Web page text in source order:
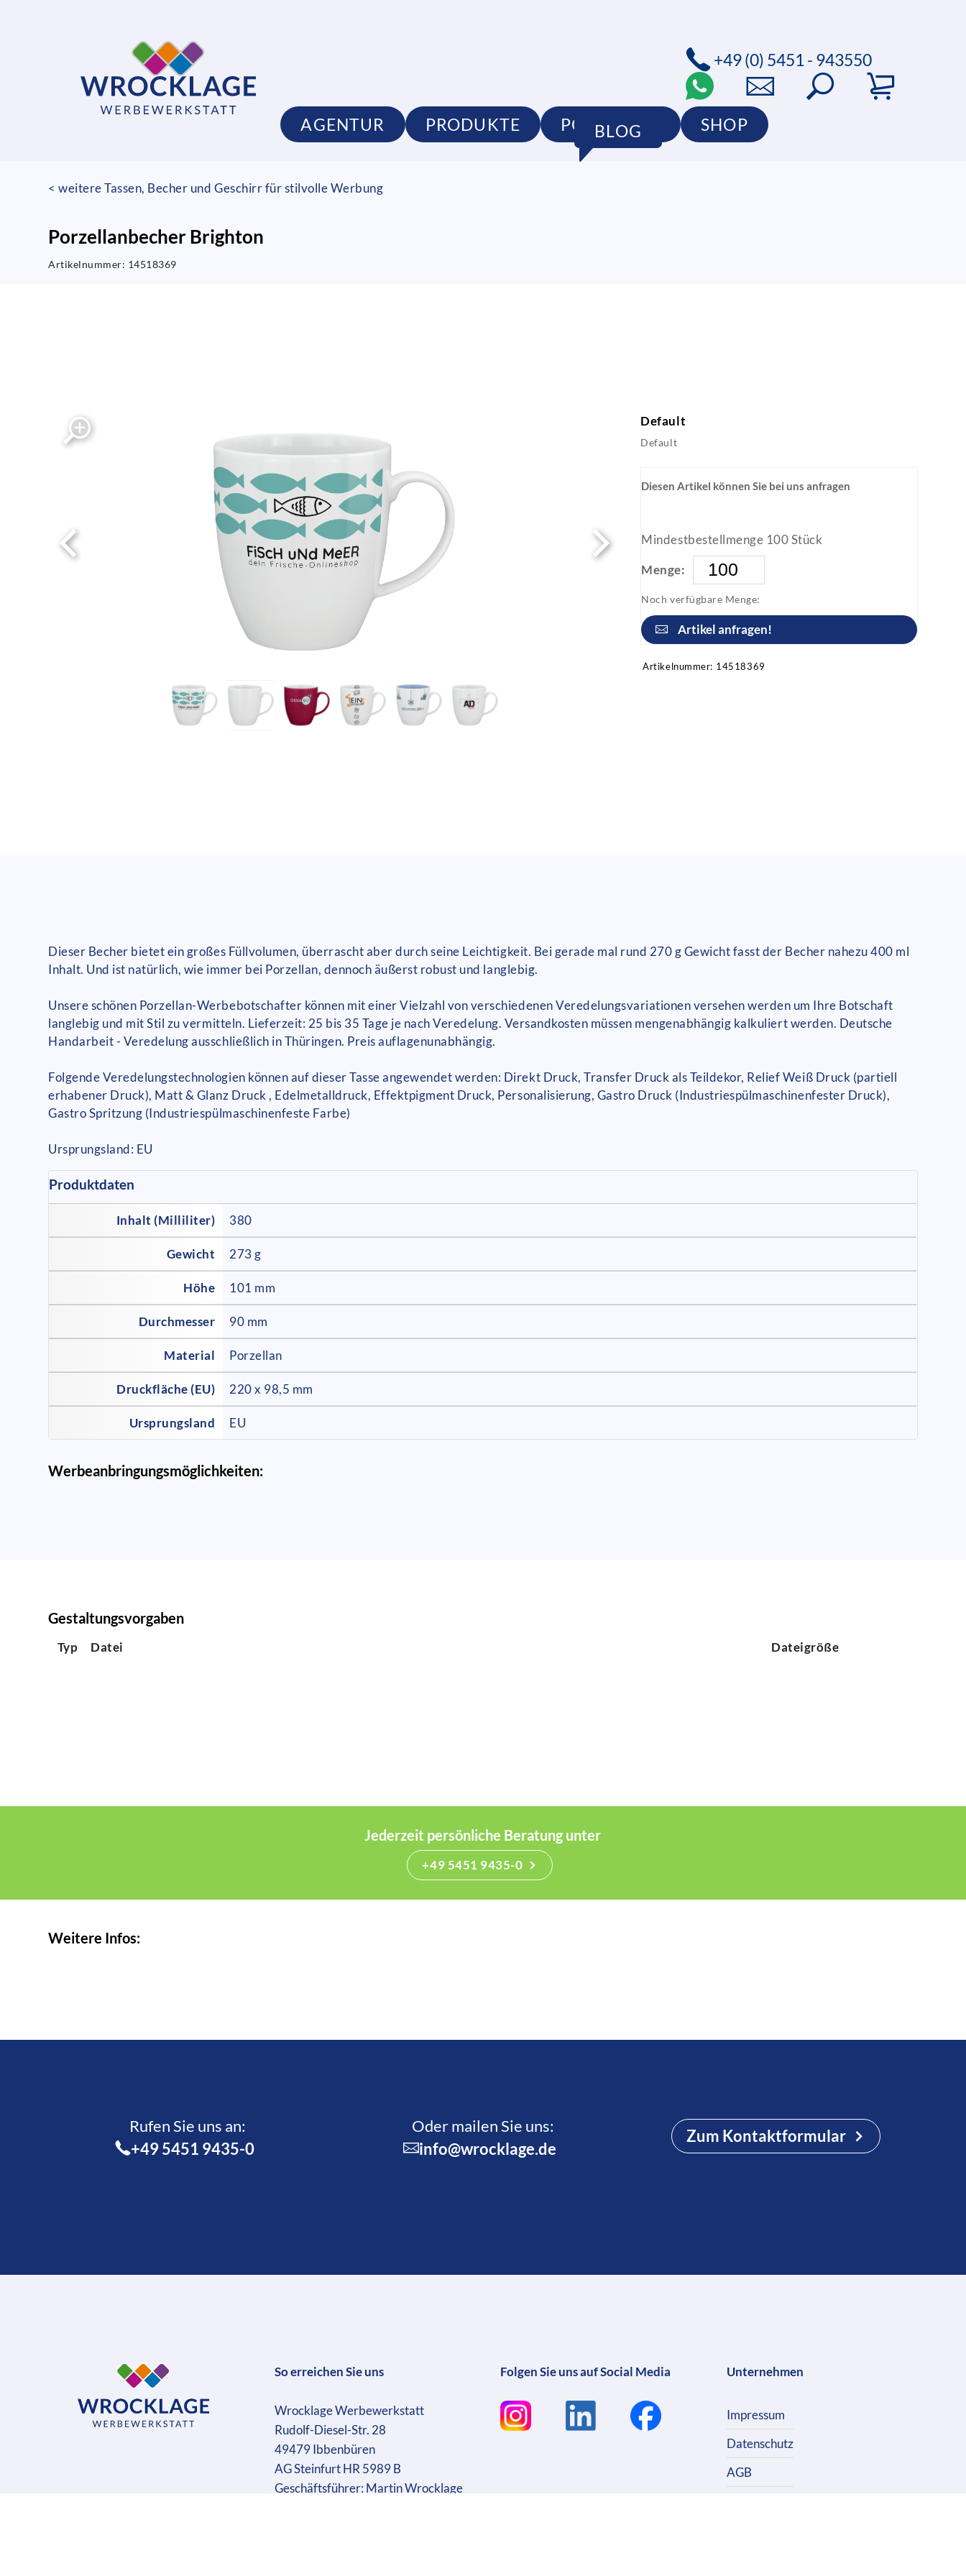
AGENTUR PRODUKTE PORTFOLIO SHOP
BLOG
+49 (0) 5451 - 943550
< weitere Tassen, Becher und Geschirr für stilvolle Werbung
Porzellanbecher Brighton
Artikelnummer: 14518369
Default
Default
Diesen Artikel können Sie bei uns anfragen
Mindestbestellmenge 100 Stück
Menge:
Noch verfügbare Menge:
Artikel anfragen!
Artikelnummer: 14518369
Dieser Becher bietet ein großes Füllvolumen, überrascht aber durch seine Leichtigkeit. Bei gerade mal rund 270 g Gewicht fasst der Becher nahezu 400 ml
Inhalt. Und ist natürlich, wie immer bei Porzellan, dennoch äußerst robust und langlebig.
Unsere schönen Porzellan-Werbebotschafter können mit einer Vielzahl von verschiedenen Veredelungsvariationen versehen werden um Ihre Botschaft
langlebig und mit Stil zu vermitteln. Lieferzeit: 25 bis 35 Tage je nach Veredelung. Versandkosten müssen mengenabhängig kalkuliert werden. Deutsche
Handarbeit - Veredelung ausschließlich in Thüringen. Preis auflagenunabhängig.
Folgende Veredelungstechnologien können auf dieser Tasse angewendet werden: Direkt Druck, Transfer Druck als Teildekor, Relief Weiß Druck (partiell
erhabener Druck), Matt & Glanz Druck , Edelmetalldruck, Effektpigment Druck, Personalisierung, Gastro Druck (Industriespülmaschinenfester Druck),
Gastro Spritzung (Industriespülmaschinenfeste Farbe)
Ursprungsland: EU
Produktdaten
Inhalt (Milliliter) 380
Gewicht 273 g
Höhe 101 mm
Durchmesser 90 mm
Material Porzellan
Druckfläche (EU) 220 x 98,5 mm
Ursprungsland EU
Werbeanbringungsmöglichkeiten:
Gestaltungsvorgaben
Typ Datei Dateigröße
Jederzeit persönliche Beratung unter
+49 5451 9435-0
Weitere Infos:
Rufen Sie uns an:­
+49 5451 9435-0
Oder mailen Sie uns:
info@wrocklage.de
Zum Kontaktformular
So erreichen Sie uns
Wrocklage Werbewerkstatt
Rudolf-Diesel-Str. 28
49479 Ibbenbüren
AG Steinfurt HR 5989 B
Geschäftsführer: Martin Wrocklage
Folgen Sie uns auf Social Media Unternehmen
Impressum
Datenschutz
AGB